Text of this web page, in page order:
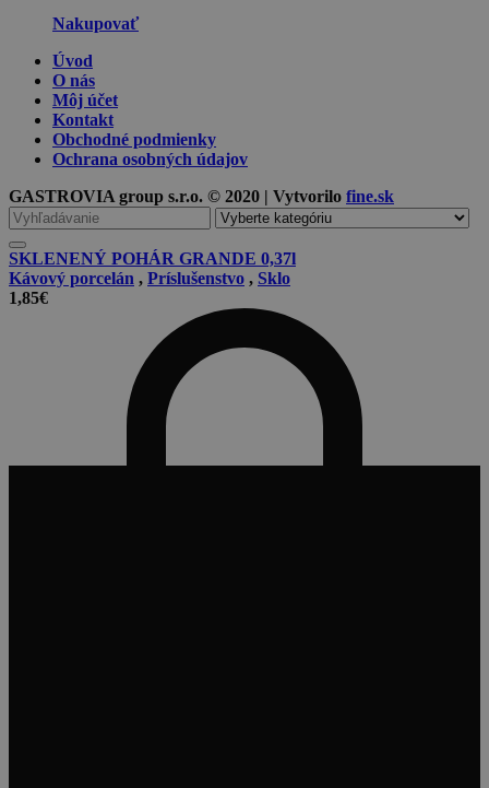
Nakupovať
Úvod
O nás
Môj účet
Kontakt
Obchodné podmienky
Ochrana osobných údajov
GASTROVIA group s.r.o. © 2020 | Vytvorilo fine.sk
Vyhľadávanie
pre
SKLENENÝ POHÁR GRANDE 0,37l
Kávový porcelán , Príslušenstvo , Sklo
1,85€